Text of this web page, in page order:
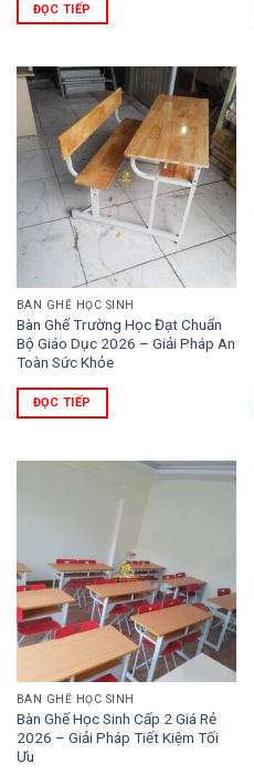
ĐỌC TIẾP
BÀN GHẾ HỌC SINH
Bàn Ghế Trường Học Đạt Chuẩn
Bộ Giáo Dục 2026 – Giải Pháp An
Toàn Sức Khỏe
ĐỌC TIẾP
BÀN GHẾ HỌC SINH
Bàn Ghế Học Sinh Cấp 2 Giá Rẻ
2026 – Giải Pháp Tiết Kiệm Tối
Ưu